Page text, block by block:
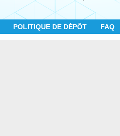
POLITIQUE DE DÉPÔT FAQ